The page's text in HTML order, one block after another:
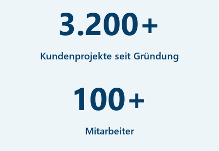
3.200+
Kundenprojekte seit Gründung
100+
Mitarbeiter